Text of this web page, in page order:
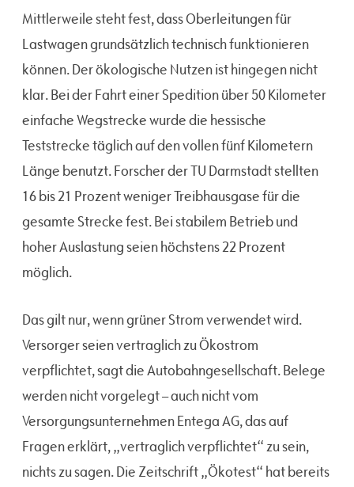
Mittlerweile steht fest, dass Oberleitungen für
Lastwagen grundsätzlich technisch funktionieren
können. Der ökologische Nutzen ist hingegen nicht
klar. Bei der Fahrt einer Spedition über 50 Kilometer
einfache Wegstrecke wurde die hessische
Teststrecke täglich auf den vollen fünf Kilometern
Länge benutzt. Forscher der TU Darmstadt stellten
16 bis 21 Prozent weniger Treibhausgase für die
gesamte Strecke fest. Bei stabilem Betrieb und
hoher Auslastung seien höchstens 22 Prozent
möglich.
Das gilt nur, wenn grüner Strom verwendet wird.
Versorger seien vertraglich zu Ökostrom
verpflichtet, sagt die Autobahngesellschaft. Belege
werden nicht vorgelegt – auch nicht vom
Versorgungsunternehmen Entega AG, das auf
Fragen erklärt, „vertraglich verpflichtet“ zu sein,
nichts zu sagen. Die Zeitschrift „Ökotest“ hat bereits